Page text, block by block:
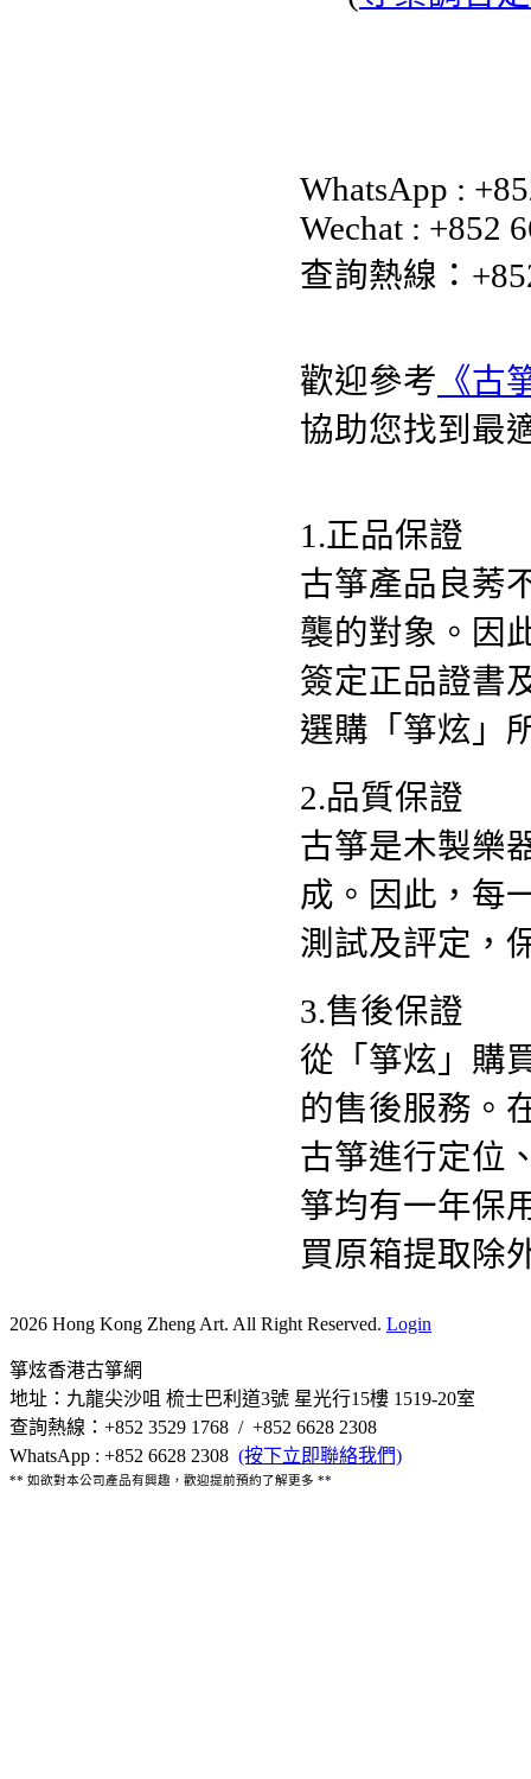
WhatsApp :
Wechat : +852
查詢熱線：
歡迎參考 《古
協助您找到最
1.正品保證
古箏產品良莠
襲的對象。因
簽定正品證書
選購「箏炫」
2.品質保證
古箏是木製樂
成。因此，每
測試及評定，
3.售後保證
從「箏炫」購
的售後服務。
古箏進行定位
箏均有一年保
買原箱提取除
2026 Hong Kong Zheng Art. All Right Reserved. Login
箏炫香港古箏網
地址：九龍尖沙咀 梳士巴利道3號 星光行15樓 1519-20室
查詢熱線：+852 3529 1768 / +852 6628 2308
WhatsApp : +852 6628 2308 (按下立即聯絡我們)
** 如欲對本公司產品有興趣，歡迎提前預約了解更多 **